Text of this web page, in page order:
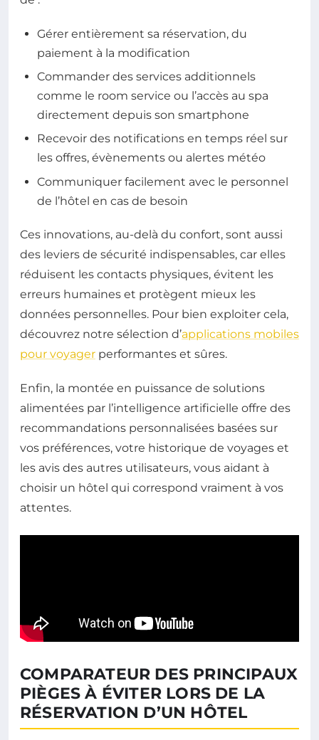
Gérer entièrement sa réservation, du
paiement à la modification
Commander des services additionnels
comme le room service ou l’accès au spa
directement depuis son smartphone
Recevoir des notifications en temps réel sur
les offres, évènements ou alertes météo
Communiquer facilement avec le personnel
de l’hôtel en cas de besoin
Ces innovations, au-delà du confort, sont aussi
des leviers de sécurité indispensables, car elles
réduisent les contacts physiques, évitent les
erreurs humaines et protègent mieux les
données personnelles. Pour bien exploiter cela,
découvrez notre sélection d’applications mobiles
pour voyager performantes et sûres.
Enfin, la montée en puissance de solutions
alimentées par l’intelligence artificielle offre des
recommandations personnalisées basées sur
vos préférences, votre historique de voyages et
les avis des autres utilisateurs, vous aidant à
choisir un hôtel qui correspond vraiment à vos
attentes.
COMPARATEUR DES PRINCIPAUX
PIÈGES À ÉVITER LORS DE LA
RÉSERVATION D’UN HÔTEL